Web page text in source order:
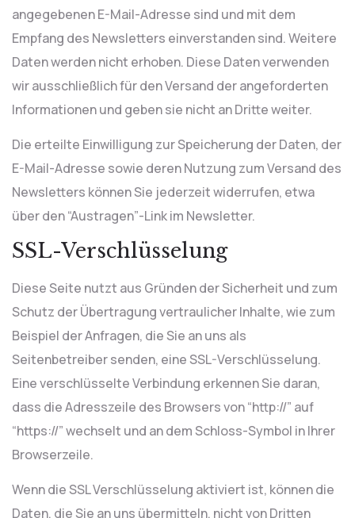
angegebenen E-Mail-Adresse sind und mit dem
Empfang des Newsletters einverstanden sind. Weitere
Daten werden nicht erhoben. Diese Daten verwenden
wir ausschließlich für den Versand der angeforderten
Informationen und geben sie nicht an Dritte weiter.
Die erteilte Einwilligung zur Speicherung der Daten, der
E-Mail-Adresse sowie deren Nutzung zum Versand des
Newsletters können Sie jederzeit widerrufen, etwa
über den “Austragen”-Link im Newsletter.
SSL-Verschlüsselung
Diese Seite nutzt aus Gründen der Sicherheit und zum
Schutz der Übertragung vertraulicher Inhalte, wie zum
Beispiel der Anfragen, die Sie an uns als
Seitenbetreiber senden, eine SSL-Verschlüsselung.
Eine verschlüsselte Verbindung erkennen Sie daran,
dass die Adresszeile des Browsers von “http://” auf
“https://” wechselt und an dem Schloss-Symbol in Ihrer
Browserzeile.
Wenn die SSL Verschlüsselung aktiviert ist, können die
Daten, die Sie an uns übermitteln, nicht von Dritten